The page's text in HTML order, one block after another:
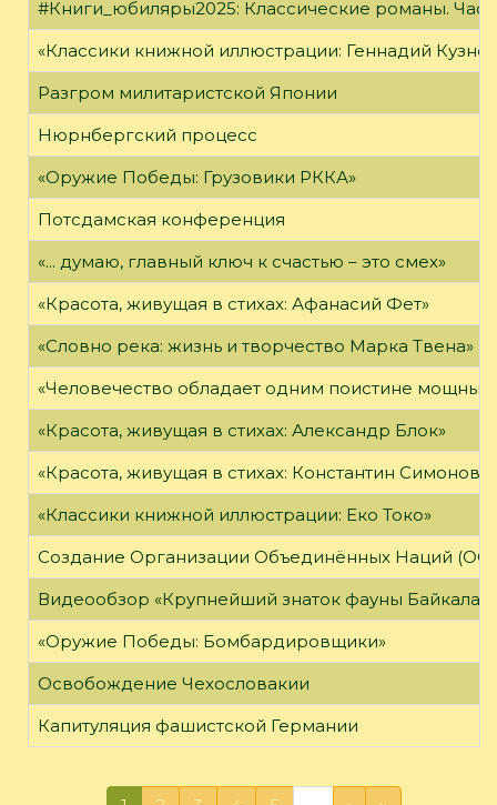
#Книги_юбиляры2025: Классические романы.
«Классики книжной иллюстрации: Геннадий
Разгром милитаристской Японии
Нюрнбергский процесс
«Оружие Победы: Грузовики РККА»
Потсдамская конференция
«... думаю, главный ключ к счастью – это смех»
«Красота, живущая в стихах: Афанасий Фет»
«Словно река: жизнь и творчество Марка Твена»
«Человечество обладает одним поистине
«Красота, живущая в стихах: Александр Блок»
«Красота, живущая в стихах: Константин Симонов»
«Классики книжной иллюстрации: Еко Токо»
Создание Организации Объединённых Наций
Видеообзор «Крупнейший знаток фауны Байкала»
«Оружие Победы: Бомбардировщики»
Освобождение Чехословакии
Капитуляция фашистской Германии